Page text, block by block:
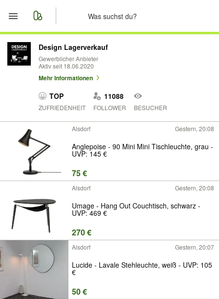
Start
Merkliste
Nachrichten
Design Lagerverkauf
Gewerblicher Anbieter
Aktiv seit 18.06.2020
Mehr Informationen
TOP
ZUFRIEDENHEIT
11088
FOLLOWER BESUCHER
Alsdorf Gestern, 20:08
Anglepoise - 90 Mini Mini Tischleuchte, grau -
UVP: 145 €
75 €
Alsdorf Gestern, 20:08
Umage - Hang Out Couchtisch, schwarz -
UVP: 469 €
270 €
Alsdorf Gestern, 20:07
Lucide - Lavale Stehleuchte, weiß - UVP: 105
€
50 €